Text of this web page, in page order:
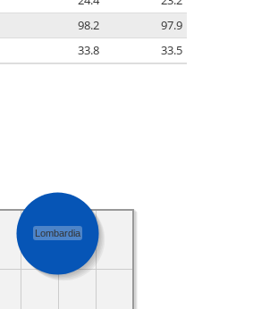
98.2
97.9
33.8 33.5
Lombardia